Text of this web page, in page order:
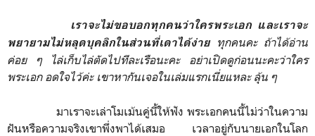
เราจะไม่ขอบอกทุกคนว่าใครพระเอก และเราจะ
พยายามไม่หลุดบุคลิกในส่วนที่เดาได้ง่าย ทุกคนคะ ถ้าได้อ่าน
ค่อย ๆ ไล่เก็บไล่ตัดไปทีละเรือนะคะ อย่าเปิดดูก่อนนะคะว่าใคร
พระเอก อดใจไว้ค่ะ เขาหากันเจอในเล่มแรกเนี่ยแหละ ลุ้น ๆ
มาเราจะเล่าโมเม้นคู่นี้ให้ฟัง พระเอกคนนี้ไม่ว่าในความ
ฝันหรือความจริงเขาพึ่งพาได้เสมอ เวลาอยู่กับนายเอกในโลก